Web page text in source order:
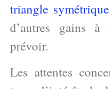
triangle symétrique
d’autres gains
prévoir.
Les attentes